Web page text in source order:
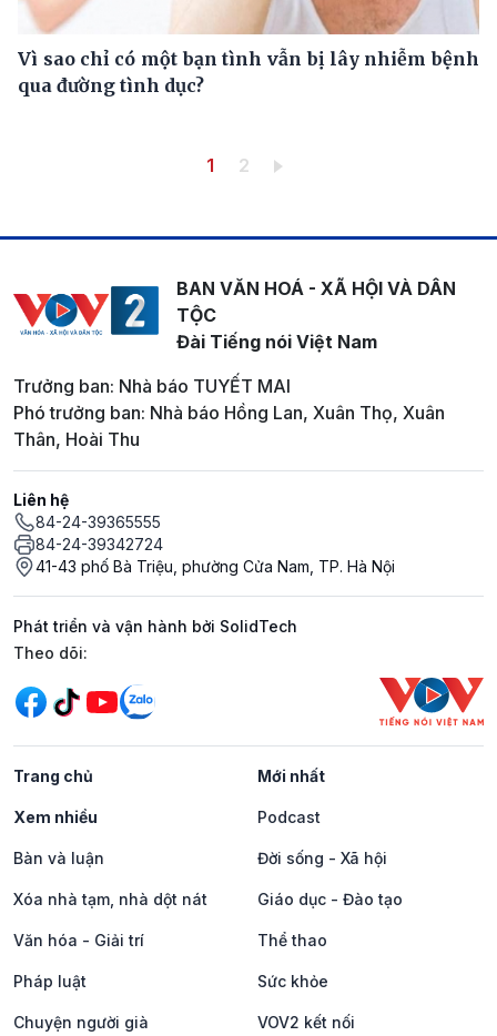
Vì sao chỉ có một bạn tình vẫn bị lây nhiễm bệnh
qua đường tình dục?
Trang hiện thời
1 Trang
2
BAN VĂN HOÁ - XÃ HỘI VÀ DÂN
TỘC
Đài Tiếng nói Việt Nam
Trưởng ban: Nhà báo TUYẾT MAI
Phó trưởng ban: Nhà báo Hồng Lan, Xuân Thọ, Xuân
Thân, Hoài Thu
Liên hệ
84-24-39365555
84-24-39342724
41-43 phố Bà Triệu, phường Cửa Nam, TP. Hà Nội
Phát triển và vận hành bởi SolidTech
Mạng xã hội
Theo dõi:
Trang chủ Mới nhất
Xem nhiều Podcast
Bàn và luận Đời sống - Xã hội
Xóa nhà tạm, nhà dột nát Giáo dục - Đào tạo
Văn hóa - Giải trí Thể thao
Pháp luật Sức khỏe
Chuyện người già VOV2 kết nối